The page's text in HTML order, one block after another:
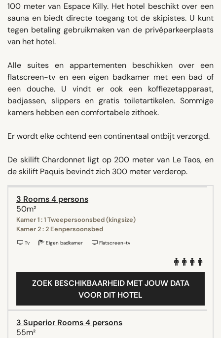
100 meter van Espace Killy. Het hotel beschikt over een
sauna en biedt directe toegang tot de skipistes. U kunt
tegen betaling gebruikmaken van de privéparkeerplaats
van het hotel.
Alle suites en appartementen beschikken over een
flatscreen-tv en een eigen badkamer met een bad of
een douche. U vindt er ook een koffiezetapparaat,
badjassen, slippers en gratis toiletartikelen. Sommige
kamers hebben een comfortabele zithoek.
Er wordt elke ochtend een continentaal ontbijt verzorgd.
De skilift Chardonnet ligt op 200 meter van Le Taos, en
de skilift Paquis bevindt zich 300 meter verderop.
3 Rooms 4 persons
50m²
Kamer 1 : 1 Tweepersoonsbed (kingsize)
Kamer 2 : 2 Eenpersoonsbed
Tv Eigen badkamer Flatscreen-tv
ZOEK BESCHIKBAARHEID MET JOUW DATA
VOOR DIT HOTEL
3 Superior Rooms 4 persons
55m²